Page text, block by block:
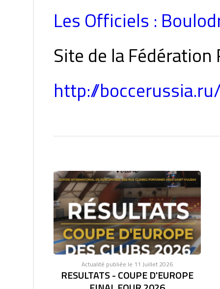
Les Officiels :
Site de la Fédération
http://
Actualité publiée le 11 Juillet 2026
RESULTATS - COUPE D'EUROPE